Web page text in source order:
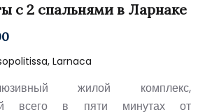
с 2 спальнями в Ларнаке
Larnaca
жилой комплекс,
всего в пяти минутах от